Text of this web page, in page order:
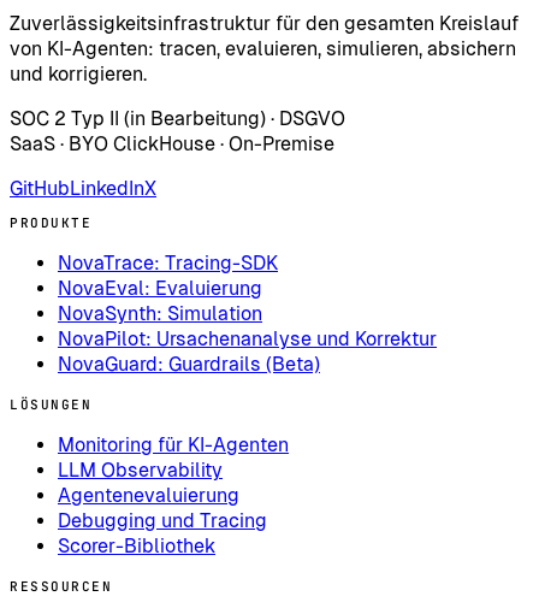
Zuverlässigkeitsinfrastruktur für den gesamten Kreislauf
von KI-Agenten: tracen, evaluieren, simulieren, absichern
und korrigieren.
SOC 2 Typ II (in Bearbeitung) · DSGVO
SaaS · BYO ClickHouse · On-Premise
GitHubLinkedInX
PRODUKTE
NovaTrace: Tracing-SDK
NovaEval: Evaluierung
NovaSynth: Simulation
NovaPilot: Ursachenanalyse und Korrektur
NovaGuard: Guardrails (Beta)
LÖSUNGEN
Monitoring für KI-Agenten
LLM Observability
Agentenevaluierung
Debugging und Tracing
Scorer-Bibliothek
RESSOURCEN